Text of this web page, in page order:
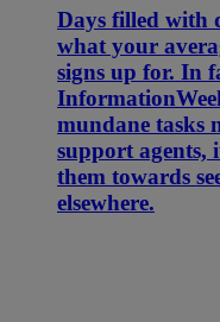
Days filled with
what your
signs up for. In
mundane tasks
support agents,
them towards
elsewhere.